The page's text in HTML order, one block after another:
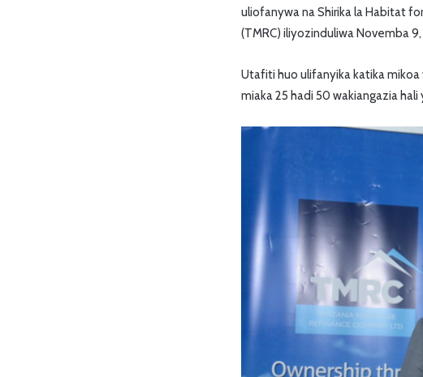
uliofanywa na Shirika la Habitat
(TMRC) iliyozinduliwa Novemba
Utafiti huo ulifanyika katika mikoa
miaka 25 hadi 50 wakiangazia